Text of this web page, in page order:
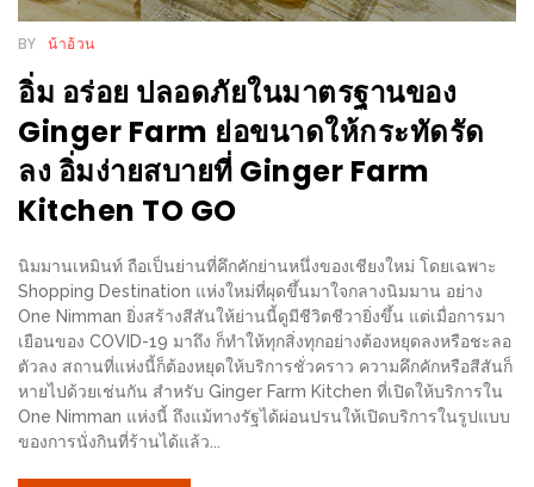
มาก
ประจำ
2557
กิจกรรม
รางวัล
กับ
สมาชิก
ENEWS
อ้วน
ชวน
BY น้าอ้วน
อิ่ม อร่อย ปลอดภัยในมาตรฐานของ
Ginger Farm ย่อขนาดให้กระทัดรัด
ลง อิ่มง่ายสบายที่ Ginger Farm
Kitchen TO GO
นิมมานเหมินท์ ถือเป็นย่านที่คึกคักย่านหนึ่งของเชียงใหม่ โดยเฉพาะ
Shopping Destination แห่งใหม่ที่ผุดขึ้นมาใจกลางนิมมาน อย่าง
One Nimman ยิ่งสร้างสีสันให้ย่านนี้ดูมีชีวิตชีวายิ่งขึ้น แต่เมื่อการมา
เยือนของ COVID-19 มาถึง ก็ทำให้ทุกสิ่งทุกอย่างต้องหยุดลงหรือชะลอ
ตัวลง สถานที่แห่งนี้ก็ต้องหยุดให้บริการชั่วคราว ความคึกคักหรือสีสันก็
หายไปด้วยเช่นกัน สำหรับ Ginger Farm Kitchen ที่เปิดให้บริการใน
One Nimman แห่งนี้ ถึงแม้ทางรัฐได้ผ่อนปรนให้เปิดบริการในรูปแบบ
ของการนั่งกินที่ร้านได้แล้ว...